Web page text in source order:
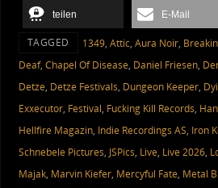
teilen E-Mail
TAGGED 1349, Attic, Aura Noir,
Deaf, Chapel Of Disease, Daniel Friesen,
Detze, Detze Festivals, Dungeon Keeper,
Exxecutor, Festival, Fucking Kill Records,
Hellfire Magazin, Indie Recordings AS, Iron
Schnebele Pictures, JSPics, Live, Live 2026,
Majak, Marvin Kiefer, Mercyful Fate, Metal